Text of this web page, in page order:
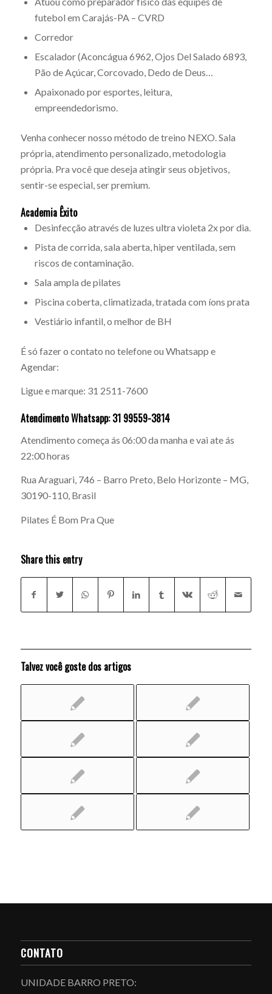
futebol em Carajás-PA – CVRD
Corredor
Escalador (Aconcágua 6962, Ojos Del Salado 6893,
Pão de Açúcar, Corcovado, Dedo de Deus…
Apaixonado por esportes, leitura,
empreendedorismo.
Venha conhecer nosso método de treino NEXO. Sala
própria, atendimento personalizado, metodologia
própria. Pra você que deseja atingir seus objetivos,
sentir-se especial, ser premium.
Academia Êxito
Desinfecção através de luzes ultra violeta 2x por dia.
Pista de corrida, sala aberta, hiper ventilada, sem
riscos de contaminação.
Sala ampla de pilates
Piscina coberta, climatizada, tratada com íons prata
Vestiário infantil, o melhor de BH
É só fazer o contato no telefone ou Whatsapp e
Agendar:
Ligue e marque: 31 2511-7600
Atendimento Whatsapp: 31 99559-3814
Atendimento começa ás 06:00 da manha e vai ate ás
22:00 horas
Rua Araguari, 746 – Barro Preto, Belo Horizonte – MG,
30190-110, Brasil
Pilates É Bom Pra Que
Share this entry
Talvez você goste dos artigos
CONTATO
UNIDADE BARRO PRETO: